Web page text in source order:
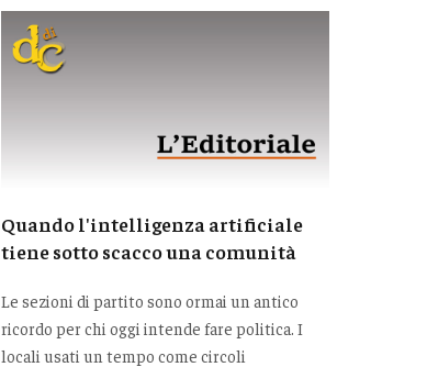
Quando l'intelligenza artificiale
tiene sotto scacco una comunità
Le sezioni di partito sono ormai un antico
ricordo per chi oggi intende fare politica. I
locali usati un tempo come circoli